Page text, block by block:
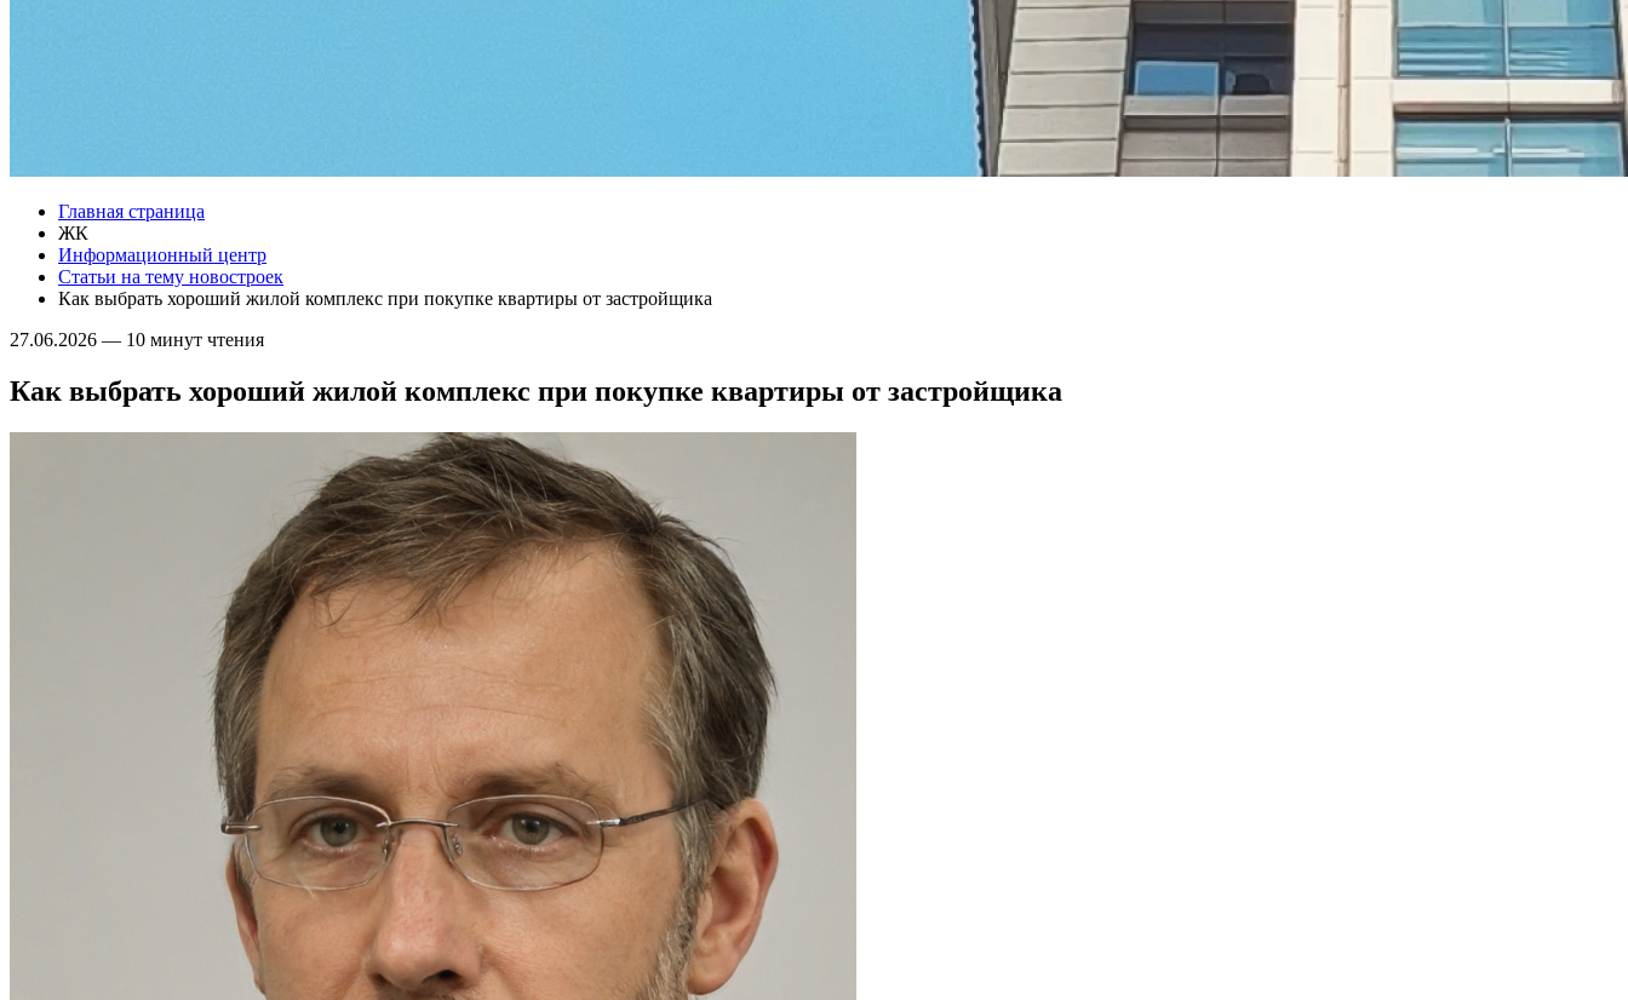
Главная страница
ЖК
Информационный центр
Статьи на тему новостроек
Как выбрать хороший жилой комплекс при покупке квартиры от застройщика
27.06.2026 — 10 минут чтения
Как выбрать хороший жилой комплекс при покупке квартиры от застройщика